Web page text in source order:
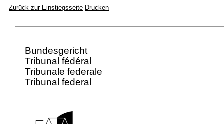
Zurück zur Einstiegsseite Drucken
Bundesgericht
Tribunal fédéral
Tribunale federale
Tribunal federal